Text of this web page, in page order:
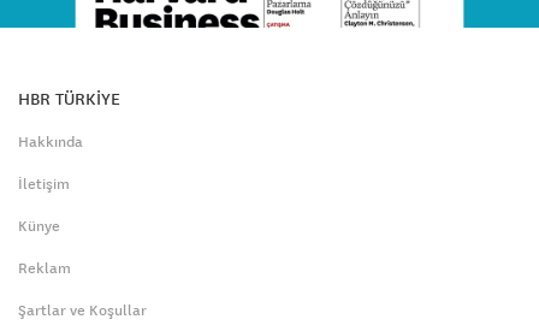
HBR TÜRKİYE
Hakkında
İletişim
Künye
Reklam
Şartlar ve Koşullar